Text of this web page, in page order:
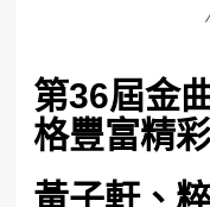
第36屆金
格豐富精彩
黃子軒、